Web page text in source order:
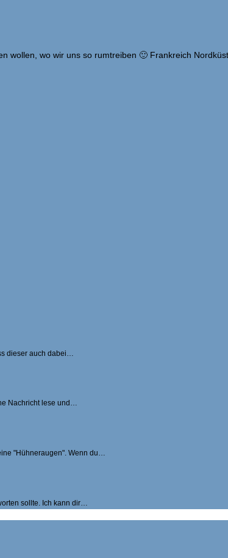
wo wir uns so rumtreiben 🙂 Frankreich
dieser auch dabei…
Nachricht lese und…
"Hühneraugen". Wenn du…
sollte. Ich kann dir…